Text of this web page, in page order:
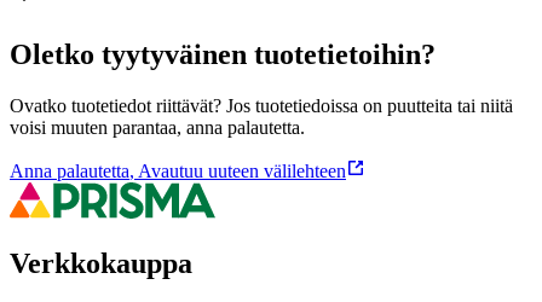
Oletko tyytyväinen tuotetietoihin?
Ovatko tuotetiedot riittävät? Jos tuotetiedoissa on puutteita tai niitä
voisi muuten parantaa, anna palautetta.
Anna palautetta, Avautuu uuteen välilehteen
Verkkokauppa